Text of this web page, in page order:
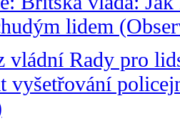
lidem
vládní Rady pro
vyšetřování